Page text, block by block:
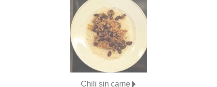
Chili sin carne